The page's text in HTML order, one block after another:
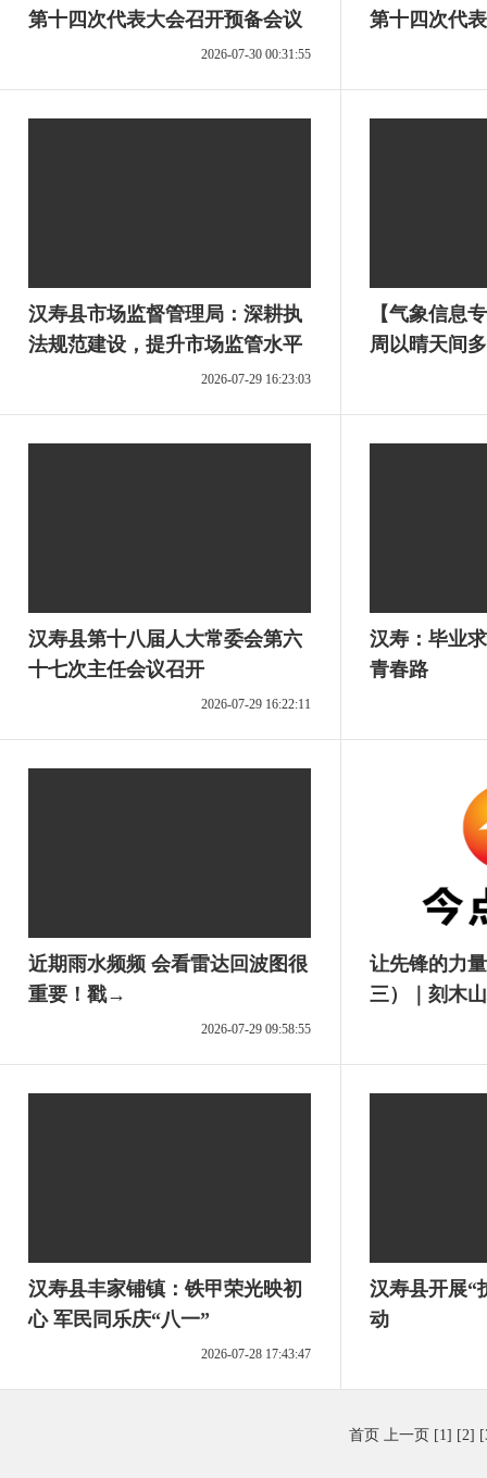
第十四次代表大会召开预备会议
2026-07-30 00:31:55
第十四次代
汉寿县市场监督管理局：深耕执
法规范建设，提升市场监管水平
2026-07-29 16:23:03
【气象信息
周以晴天间
汉寿县第十八届人大常委会第六
十七次主任会议召开
2026-07-29 16:22:11
汉寿：毕业
青春路
近期雨水频频 会看雷达回波图很
重要！戳→
2026-07-29 09:58:55
让先锋的力
三）｜刻木
汉寿县丰家铺镇：铁甲荣光映初
心 军民同乐庆“八一”
2026-07-28 17:43:47
汉寿县开展“
动
首页 上一页 [1] [2]